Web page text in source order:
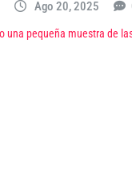
Ago 20, 2025
una pequeña muestra de